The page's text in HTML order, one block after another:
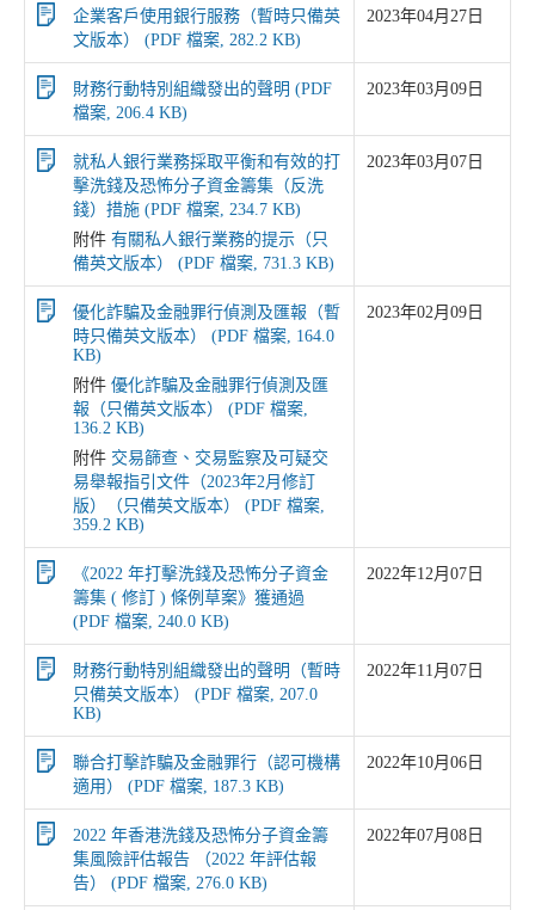
企業客戶使用銀行服務（暫時只備英
文版本） (PDF 檔案, 282.2 KB)
2023年04月27日
財務行動特別組織發出的聲明 (PDF
檔案, 206.4 KB)
2023年03月09日
就私人銀行業務採取平衡和有效的打
擊洗錢及恐怖分子資金籌集（反洗
錢）措施 (PDF 檔案, 234.7 KB)
附件 有關私人銀行業務的提示（只
備英文版本） (PDF 檔案, 731.3 KB)
2023年03月07日
優化詐騙及金融罪行偵測及匯報（暫
時只備英文版本） (PDF 檔案, 164.0
KB)
附件 優化詐騙及金融罪行偵測及匯
報（只備英文版本） (PDF 檔案,
136.2 KB)
附件 交易篩查、交易監察及可疑交
易舉報指引文件（2023年2月修訂
版）（只備英文版本） (PDF 檔案,
359.2 KB)
2023年02月09日
《2022 年打擊洗錢及恐怖分子資金
籌集 ( 修訂 ) 條例草案》獲通過
(PDF 檔案, 240.0 KB)
2022年12月07日
財務行動特別組織發出的聲明（暫時
只備英文版本） (PDF 檔案, 207.0
KB)
2022年11月07日
聯合打擊詐騙及金融罪行（認可機構
適用） (PDF 檔案, 187.3 KB)
2022年10月06日
2022 年香港洗錢及恐怖分子資金籌
集風險評估報告 （2022 年評估報
告） (PDF 檔案, 276.0 KB)
2022年07月08日